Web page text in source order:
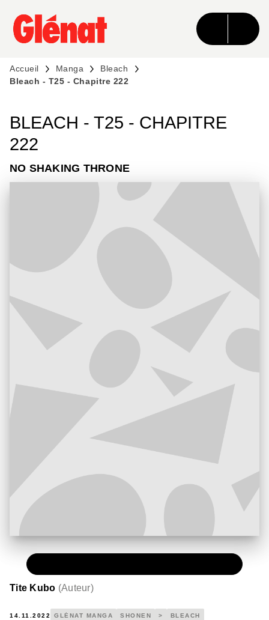
MENU RECHERCHE CONTENU
PIED DE PAGE
Accueil Manga
Bleach
Bleach - T25 - Chapitre 222
BLEACH - T25 - CHAPITRE
222
NO SHAKING THRONE
Tite Kubo (Auteur)
14.11.2022 GLÉNAT MANGA SHONEN > BLEACH